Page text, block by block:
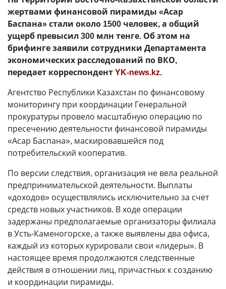
жертвами финансовой пирамиды «Асар
Баспана» стали около 1500 человек, а общий
ущерб превысил 300 млн тенге. Об этом на
брифинге заявили сотрудники Департамента
экономических расследований по ВКО,
передает корреспондентYK-news.kz.
Агентство Республики Казахстан по финансовому
мониторингу при координации Генеральной
прокуратуры провело масштабную операцию по
пресечению деятельности финансовой пирамиды
«Асар Баспана», маскировавшейся под
потребительский кооператив.
По версии следствия, организация не вела реальной
предпринимательской деятельности. Выплаты
«доходов» осуществлялись исключительно за счет
средств новых участников. В ходе операции
задержаны предполагаемые организаторы филиала
в Усть-Каменогорске, а также выявлены два офиса,
каждый из которых курировали свои «лидеры». В
настоящее время продолжаются следственные
действия в отношении лиц, причастных к созданию
и координации пирамиды.